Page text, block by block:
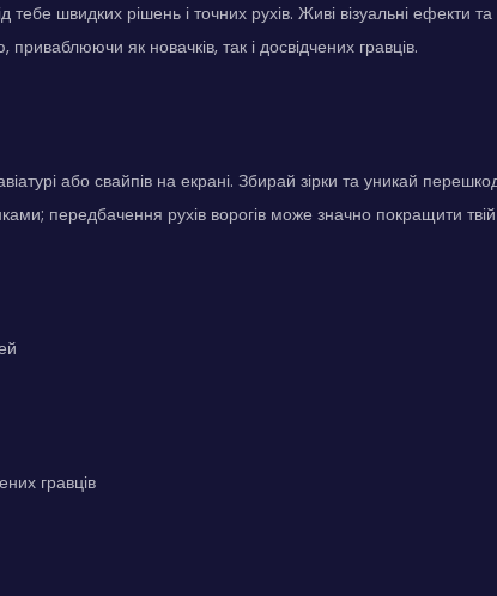
швидких рішень і точних рухів. Живі візуальні ефекти
як новачків, так і досвідчених гравців.
або свайпів на екрані. Збирай зірки та уникай
передбачення рухів ворогів може значно покращити
гравців